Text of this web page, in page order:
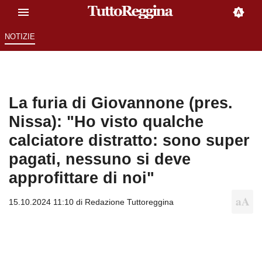
NOTIZIE
La furia di Giovannone (pres.
Nissa): "Ho visto qualche
calciatore distratto: sono super
pagati, nessuno si deve
approfittare di noi"
15.10.2024 11:10 di Redazione Tuttoreggina